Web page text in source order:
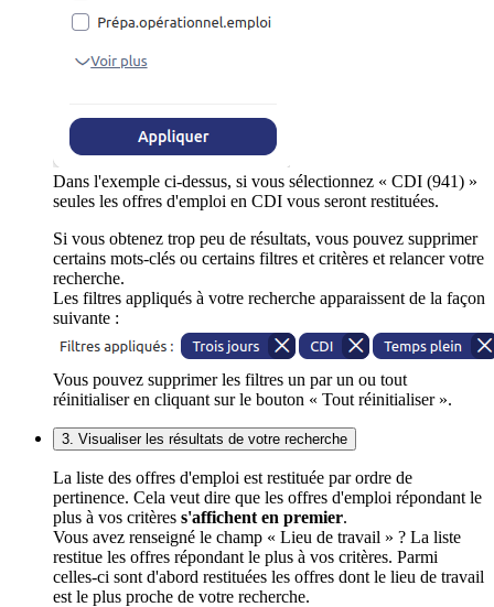
Dans l'exemple ci-dessus, si vous sélectionnez « CDI (941) »
seules les offres d'emploi en CDI vous seront restituées.
Si vous obtenez trop peu de résultats, vous pouvez supprimer
certains mots-clés ou certains filtres et critères et relancer votre
recherche.
Les filtres appliqués à votre recherche apparaissent de la façon
suivante :
Vous pouvez supprimer les filtres un par un ou tout
réinitialiser en cliquant sur le bouton « Tout réinitialiser ».
3. Visualiser les résultats de votre recherche
La liste des offres d'emploi est restituée par ordre de
pertinence. Cela veut dire que les offres d'emploi répondant le
plus à vos critères s'affichent en premier.
Vous avez renseigné le champ « Lieu de travail » ? La liste
restitue les offres répondant le plus à vos critères. Parmi
celles-ci sont d'abord restituées les offres dont le lieu de travail
est le plus proche de votre recherche.